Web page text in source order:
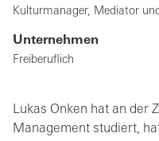
Kulturmanager, Mediator
Unternehmen
Freiberuflich
Lukas Onken hat an der
Management studiert,